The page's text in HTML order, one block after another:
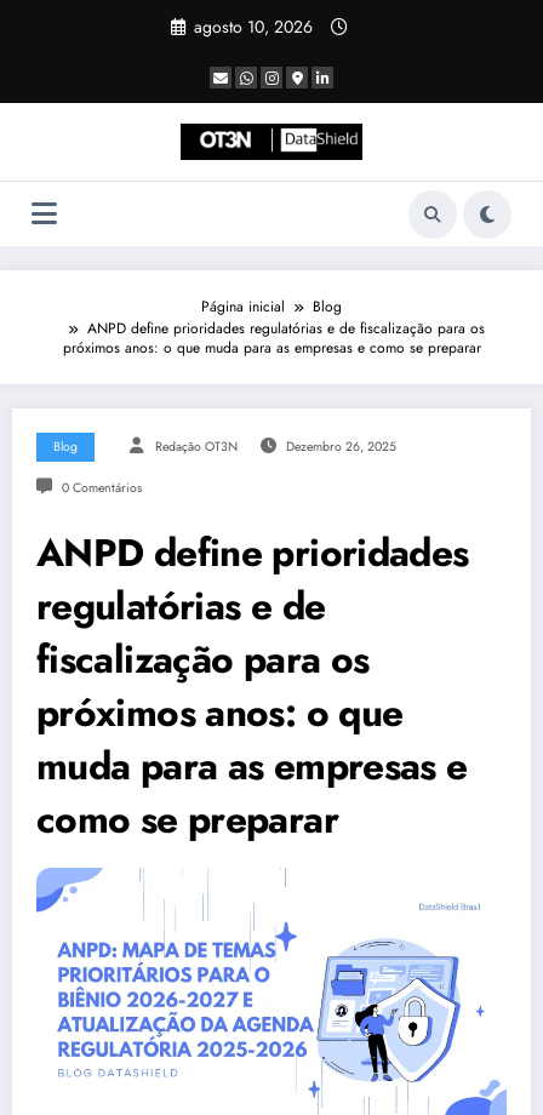
agosto 10, 2026
Página inicial
Blog
ANPD define prioridades regulatórias e de fiscalização para os
próximos anos: o que muda para as empresas e como se preparar
Blog Redação OT3N Dezembro 26, 2025
0 Comentários
ANPD define prioridades
regulatórias e de
fiscalização para os
próximos anos: o que
muda para as empresas e
como se preparar